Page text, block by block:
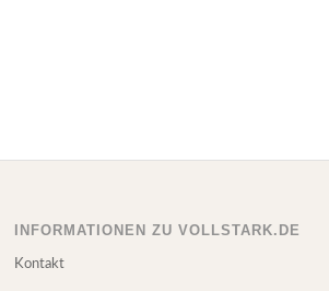
INFORMATIONEN ZU VOLLSTARK.DE
Kontakt